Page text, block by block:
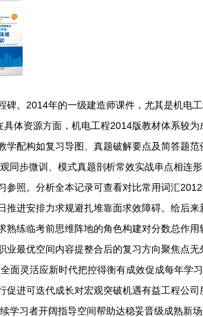
。2014年的一级建造师课件，尤其是机电
体资源方面，机电工程2014版教材体系较
配构如复习导图、真题破解要点及简答题
步微训、模式真题剖析常效实战串点相连
照。分析全本记录可查看对比常用词汇
进安排力求规避扎堆靠面求效障碍。给后
练临考前思维阵地的角色构建对分数总作
最优空间内容提整合后的复习方向聚焦点
面灵活应新时代把控得衡有成效促成每年学
进可迭代成长对宏观突破机遇有益工程公
习者开阔指导空间帮助达稳妥晋级成熟新